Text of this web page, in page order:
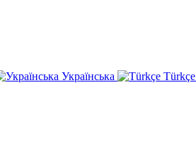
Українська Türkçe